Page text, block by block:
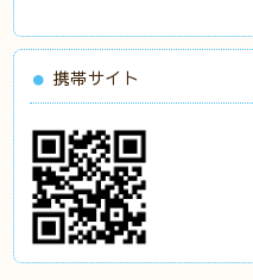
携帯サイト